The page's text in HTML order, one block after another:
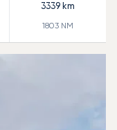
3339 km
1803 NM